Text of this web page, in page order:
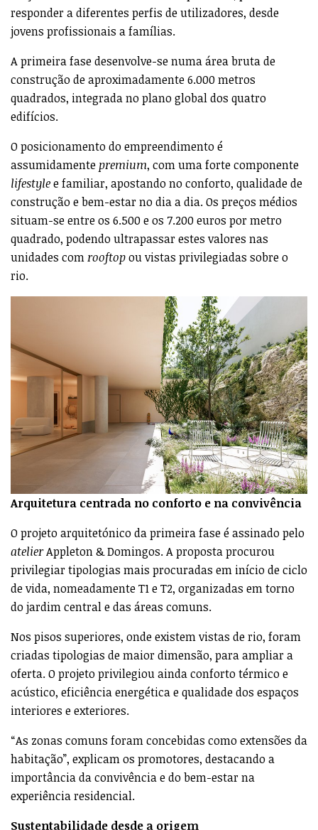
responder a diferentes perfis de utilizadores, desde
jovens profissionais a famílias.
A primeira fase desenvolve-se numa área bruta de
construção de aproximadamente 6.000 metros
quadrados, integrada no plano global dos quatro
edifícios.
O posicionamento do empreendimento é
assumidamente premium, com uma forte componente
lifestylee familiar, apostando no conforto, qualidade de
construção e bem-estar no dia a dia. Os preços médios
situam-se entre os 6.500 e os 7.200 euros por metro
quadrado, podendo ultrapassar estes valores nas
unidades comrooftopou vistas privilegiadas sobre o
rio.
Arquitetura centrada no conforto e na convivência
O projeto arquitetónico da primeira fase é assinado pelo
atelierAppleton & Domingos. A proposta procurou
privilegiar tipologias mais procuradas em início de ciclo
de vida, nomeadamente T1 e T2, organizadas em torno
do jardim central e das áreas comuns.
Nos pisos superiores, onde existem vistas de rio, foram
criadas tipologias de maior dimensão, para ampliar a
oferta. O projeto privilegiou ainda conforto térmico e
acústico, eficiência energética e qualidade dos espaços
interiores e exteriores.
“As zonas comuns foram concebidas como extensões da
habitação”, explicam os promotores, destacando a
importância da convivência e do bem-estar na
experiência residencial.
Sustentabilidade desde a origem